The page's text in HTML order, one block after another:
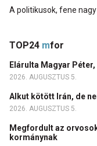
A politikusok, fene
TOP24 mfor
Elárulta Magyar
2026. AUGUSZTUS 5.
Alkut kötött Irán, de
2026. AUGUSZTUS 5.
Megfordult az
kormánynak